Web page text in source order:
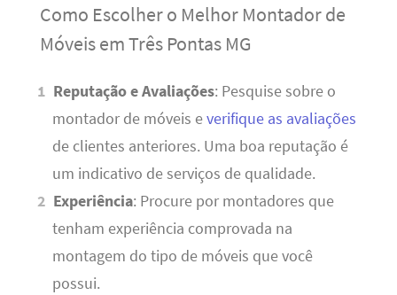
Como Escolher o Melhor Montador de
Móveis em Três Pontas MG
Reputação e Avaliações: Pesquise sobre o
montador de móveis everifique as avaliações
de clientes anteriores. Uma boa reputação é
um indicativo de serviços de qualidade.
Experiência: Procure por montadores que
tenham experiência comprovada na
montagem do tipo de móveis que você
possui.